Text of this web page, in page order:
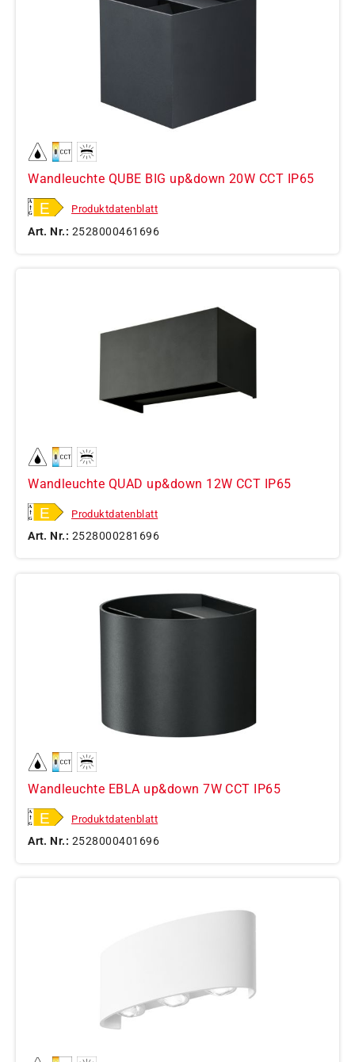
Wandleuchte QUBE BIG up&down 20W CCT IP65
Produktdatenblatt
Art. Nr.: 2528000461696
Wandleuchte QUAD up&down 12W CCT IP65
Produktdatenblatt
Art. Nr.: 2528000281696
Wandleuchte EBLA up&down 7W CCT IP65
Produktdatenblatt
Art. Nr.: 2528000401696